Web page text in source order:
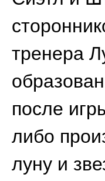
тренера
после
либо
луну и